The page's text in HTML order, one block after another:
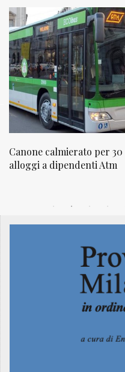
NATUROPATIA IN BREVE
20/01